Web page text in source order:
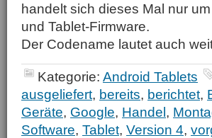
handelt sich dieses Mal nur
und Tablet-Firmware.
Der Codename lautet auch
Kategorie: Android Tablets
ausgeliefert, bereits, berichtet,
Geräte, Google, Handel,
Software, Tablet, Version 4,